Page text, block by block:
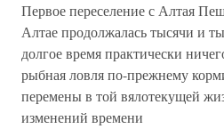
Первое переселение с Алтая
Алтае продолжалась тысячи и
долгое время практически
рыбная ловля по-прежнему
перемены в той вялотекущей
изменений времени